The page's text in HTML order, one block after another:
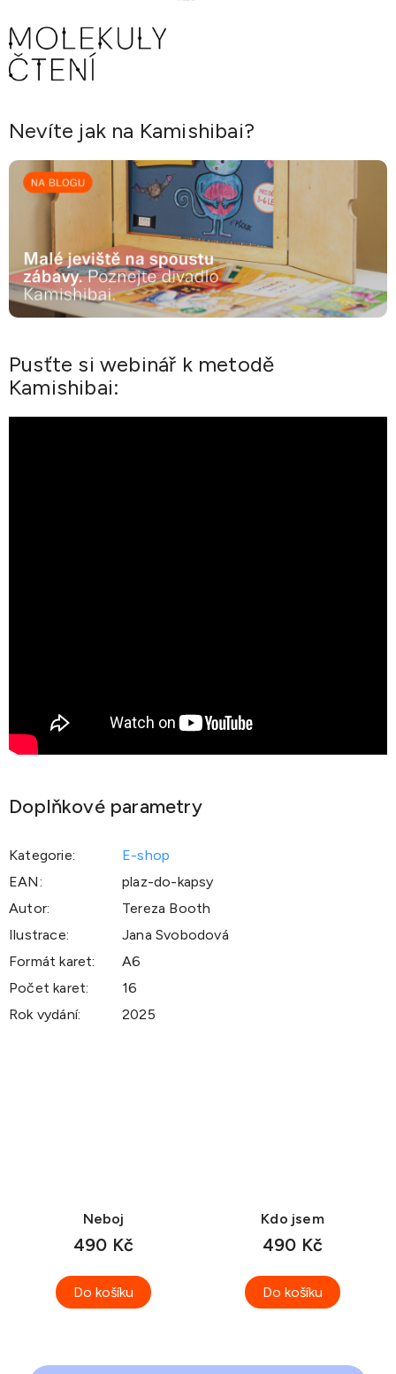
Nevíte jak na Kamishibai?
Pusťte si webinář k metodě
Kamishibai:
Doplňkové parametry
Kategorie:
E-shop
EAN:
plaz-do-kapsy
Autor:
Tereza Booth
Ilustrace:
Jana Svobodová
Formát karet:
A6
Počet karet:
16
Rok vydání: 2025
Neboj
490 Kč
Do košíku
Kdo jsem
490 Kč
Do košíku